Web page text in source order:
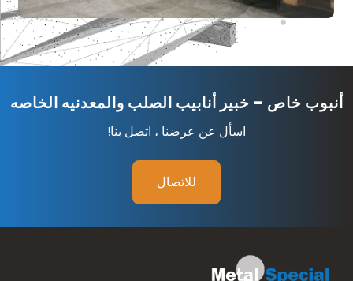
أنبوب خاص – خبير أنابيب الصلب والمعدنيه الخاصه
اسأل عن عرضنا ، اتصل بنا!
للاتصال